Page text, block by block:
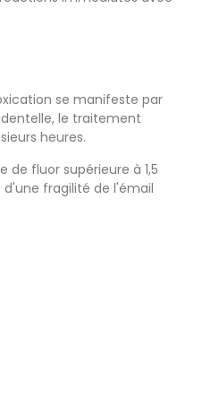
se manifeste par
le traitement
heures.
fluor supérieure à 1,5
fragilité de l'émail